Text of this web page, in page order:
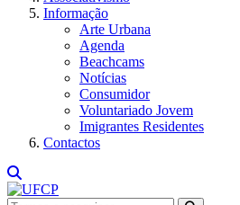
Informação
Arte Urbana
Agenda
Beachcams
Notícias
Consumidor
Voluntariado Jovem
Imigrantes Residentes
Contactos